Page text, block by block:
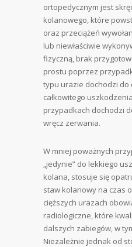
ortopedycznym jest
kolanowego, które
oraz przeciążeń
lub niewłaściwie
fizyczną, brak
prostu poprzez
typu urazie dochodzi do
całkowitego
przypadkach dochodzi
wręcz zerwania.
W mniej poważnych
„jedynie” do lekkiego
kolana, stosuje się
staw kolanowy na czas
cięższych urazach
radiologiczne, które
dalszych zabiegów, w
Niezależnie jednak od